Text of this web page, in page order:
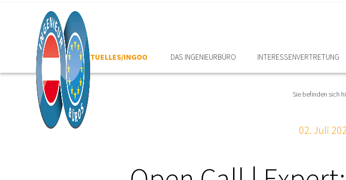
HOME AKTUELLES/INGOO DAS INGENIEURBÜRO INTERESSEN­VERTRETUNG
Sie befinden sich
02. Juli